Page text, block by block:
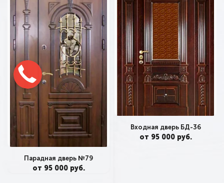
Парадная дверь №79
от 95 000 руб.
Входная дверь БД-36
от 95 000 руб.